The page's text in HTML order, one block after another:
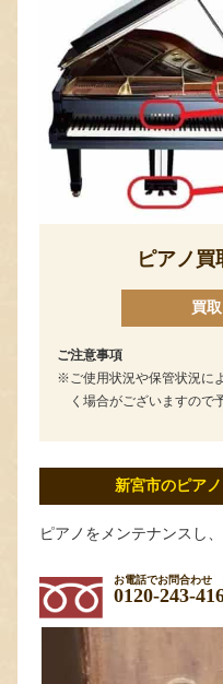
ピアノ買
買
ご注意事項
ご使用状況や保管状況に
く場合がございますので
新宮市のピア
ピアノをメンテナンスし
お電話でお問合わせ
0120-243-